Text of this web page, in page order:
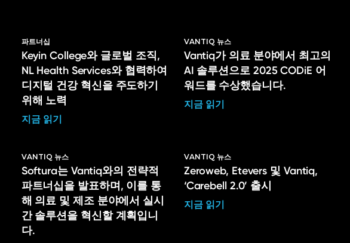
파트너십
Keyin College와 글로벌 조직,
NL Health Services와 협력하여
디지털 건강 혁신을 주도하기
위해 노력
지금 읽기
VANTIQ 뉴스
Vantiq가 의료 분야에서 최고의
AI 솔루션으로 2025 CODiE 어
워드를 수상했습니다.
지금 읽기
VANTIQ 뉴스
Softura는 Vantiq와의 전략적
파트너십을 발표하며, 이를 통
해 의료 및 제조 분야에서 실시
간 솔루션을 혁신할 계획입니
다.
VANTIQ 뉴스
Zeroweb, Etevers 및 Vantiq,
‘Carebell 2.0’ 출시
지금 읽기